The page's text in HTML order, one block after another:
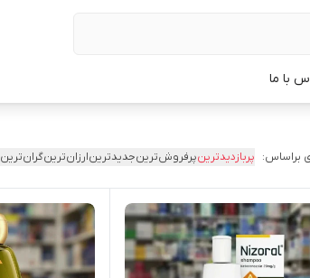
با ما
براساس: پربازدیدترینپرفروش‌ترینجدیدترینارزان‌ترینگران‌ترین